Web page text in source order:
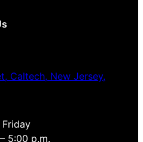
Caltech, New Jersey,
Friday
5:00 p.m.